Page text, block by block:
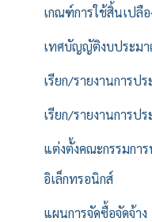
เกณฑ์การใช้สิ้นเปลื
เทศบัญญัติงบประมา
เรียก/รายงานการป
เรียก/รายงานการป
แต่งตั้งคณะกรรมกา
อิเล็กทรอนิกส์
แผนการจัดซื้อจัดจ้าง